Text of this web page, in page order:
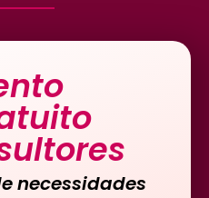
necessidades